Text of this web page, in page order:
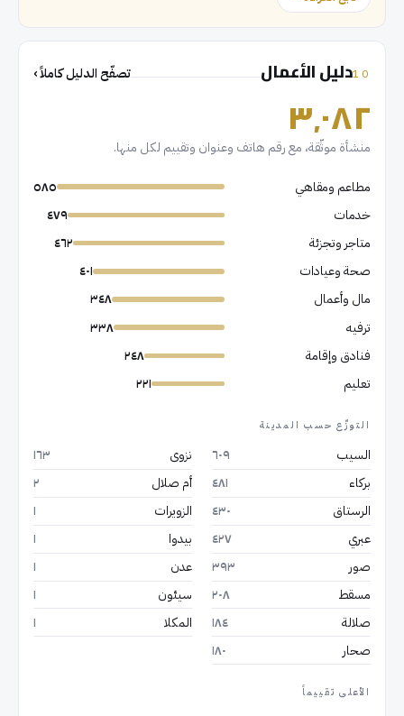
10دليل الأعمال تصفّح الدليل كاملاً›
٣٬٠٨٢
منشأة موثّقة، مع رقم هاتف وعنوان وتقييم لكل منها.
مطاعم ومقاهي
٥٨٥
خدمات
٤٧٩
متاجر وتجزئة
٤٦٢
صحة وعيادات
٤٠١
مال وأعمال
٣٤٨
ترفيه
٣٣٨
فنادق وإقامة
٢٤٨
تعليم
٢٢١
التوزّع حسب المدينة
السيب
٦٠٩
بركاء
٤٨١
الرستاق
٤٣٠
عبري
٤٢٧
صور
٣٩٣
مسقط
٢٠٨
صلالة
١٨٤
صحار
١٨٠
نزوى
١٦٣
أم صلال
٢
الزويرات
١
بيدوا
١
عدن
١
سيئون
١
المكلا
١
الأعلى تقييماً